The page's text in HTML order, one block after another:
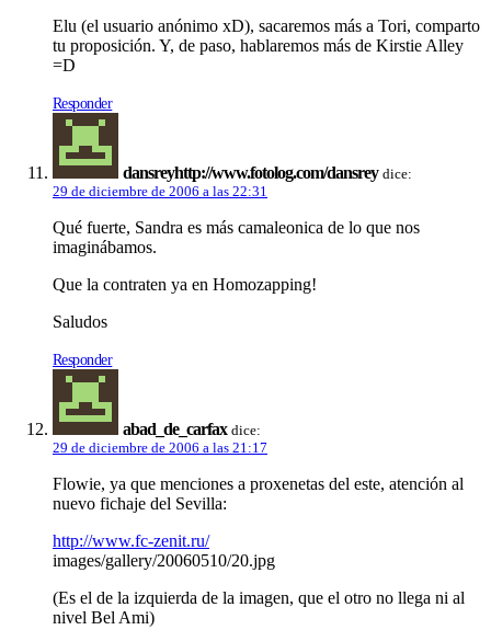
Elu (el usuario anónimo xD), sacaremos más a Tori, comparto
tu proposición. Y, de paso, hablaremos más de Kirstie Alley
=D
Responder
dansreyhttp://www.fotolog.com/dansrey dice:
29 de diciembre de 2006 a las 22:31
Qué fuerte, Sandra es más camaleonica de lo que nos
imaginábamos.
Que la contraten ya en Homozapping!
Saludos
Responder
abad_de_carfax dice:
29 de diciembre de 2006 a las 21:17
Flowie, ya que menciones a proxenetas del este, atención al
nuevo fichaje del Sevilla:
http://www.fc-zenit.ru/
images/gallery/20060510/20.jpg
(Es el de la izquierda de la imagen, que el otro no llega ni al
nivel Bel Ami)